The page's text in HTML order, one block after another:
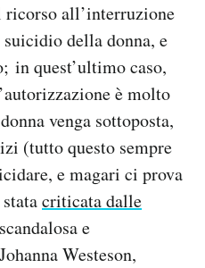
all’interruzione
della donna, e
in quest’ultimo caso,
è molto
venga sottoposta,
(tutto questo sempre
e magari ci prova
criticata dalle
e
Westeson,